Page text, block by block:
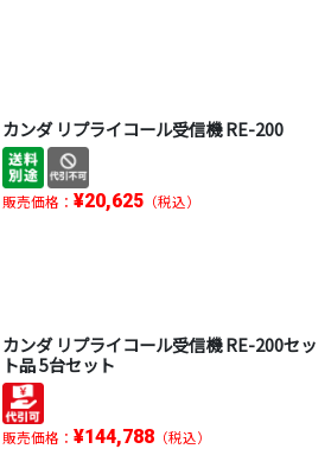
カンダ リプライコール受信機 RE-200
販売価格： ¥20,625（税込）
カンダ リプライコール受信機 RE-200セッ
ト品 5台セット
販売価格： ¥144,788（税込）